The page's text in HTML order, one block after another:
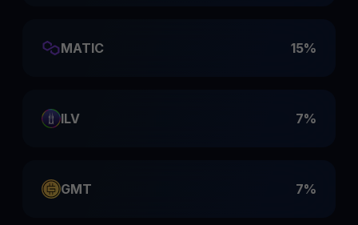
MATIC 15%
ILV 7%
GMT 7%